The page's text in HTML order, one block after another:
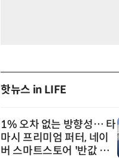
핫뉴스 in LIFE
1% 오차 없는 방향성… 타
마시 프리미엄 퍼터, 네이
버 스마트스토어 '반값 할